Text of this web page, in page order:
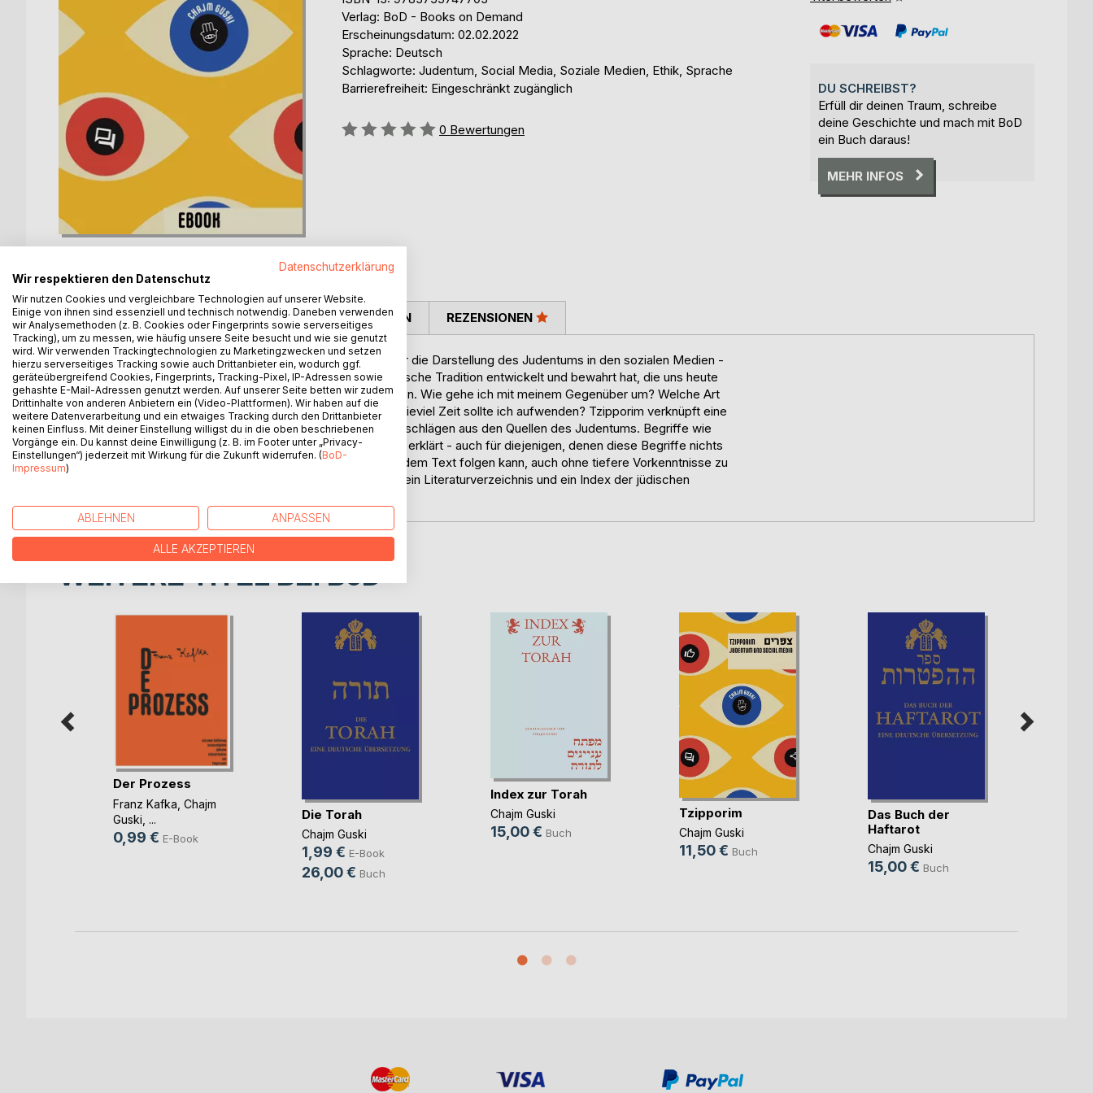
Verlag: BoD - Books on Demand
Erscheinungsdatum: 02.02.2022
Sprache: Deutsch
Schlagworte: Judentum, Social Media, Soziale Medien, Ethik, Sprache
Barrierefreiheit: Eingeschränkt zugänglich
Bewertung::
0 Bewertungen
DU SCHREIBST?
Erfüll dir deinen Traum, schreibe
deine Geschichte und mach mit BoD
ein Buch daraus!
MEHR INFOS
BESCHREIBUNG
Tzipporim - Judentum und Social Media ist kein Buch über die Darstellung des Judentums in den sozialen Medien -
Tzipporim beleuchtet, welche Werkzeuge (Tools) die jüdische Tradition entwickelt und bewahrt hat, die uns heute
helfen, umsichtig in den sozialen Medien zu kommunizieren. Wie gehe ich mit meinem Gegenüber um? Welche Art
der Sprache sollte ich anderen gegenüber verwenden? Wieviel Zeit sollte ich aufwenden? Tzipporim verknüpft eine
Betrachtung der Mechanismen mit konkreten Lösungsvorschlägen aus den Quellen des Judentums. Begriffe wie
Laschon haRa, Rechilut, Niwul Peh werden eingeführt und erklärt - auch für diejenigen, denen diese Begriffe nichts
sagen. Das Büchlein ist so gehalten, dass jede und jeder dem Text folgen kann, auch ohne tiefere Vorkenntnisse zu
haben. Eine Übersicht über die Quelltexte (Wer ist wer?), ein Literaturverzeichnis und ein Index der jüdischen
AUTOR/IN PRESSESTIMMEN REZENSIONEN
WEITERE TITEL BEIBoD
Der Prozess
Franz Kafka Chajm
Guski , ...
0,99 € E-Book
Die Torah
Chajm Guski
1,99 € E-Book
26,00 € Buch
Index zur Torah
Chajm Guski
15,00 € Buch
Tzipporim
Chajm Guski
11,50 € Buch
Das Buch der
Haftarot
Chajm Guski
15,00 € Buch
Datenschutzerklärung
Wir respektieren den Datenschutz
Wir nutzen Cookies und vergleichbare Technologien auf unserer Website.
Einige von ihnen sind essenziell und technisch notwendig. Daneben verwenden
wir Analysemethoden (z. B. Cookies oder Fingerprints sowie serverseitiges
Tracking), um zu messen, wie häufig unsere Seite besucht und wie sie genutzt
wird. Wir verwenden Trackingtechnologien zu Marketingzwecken und setzen
hierzu serverseitiges Tracking sowie auch Drittanbieter ein, wodurch ggf.
geräteübergreifend Cookies, Fingerprints, Tracking-Pixel, IP-Adressen sowie
gehashte E-Mail-Adressen genutzt werden. Auf unserer Seite betten wir zudem
Drittinhalte von anderen Anbietern ein (Video-Plattformen). Wir haben auf die
weitere Datenverarbeitung und ein etwaiges Tracking durch den Drittanbieter
keinen Einfluss. Mit deiner Einstellung willigst du in die oben beschriebenen
Vorgänge ein. Du kannst deine Einwilligung (z. B. im Footer unter „Privacy-
Einstellungen“) jederzeit mit Wirkung für die Zukunft widerrufen. (BoD-
Impressum)
ABLEHNEN ANPASSEN
ALLE AKZEPTIEREN